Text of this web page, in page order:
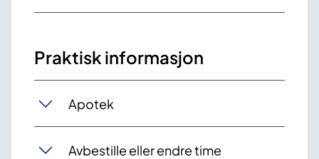
Praktisk informasjon
Apotek
Avbestille eller endre time